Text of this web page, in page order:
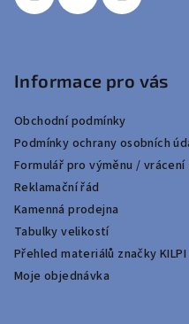
Informace pro vás
Obchodní podmínky
Podmínky ochrany osobních
Formulář pro výměnu /
Reklamační řád
Kamenná prodejna
Tabulky velikostí
Přehled materiálů značky KILPI
Moje objednávka